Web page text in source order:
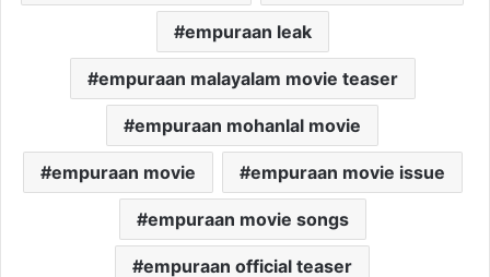
empuraan leak
empuraan malayalam movie teaser
empuraan mohanlal movie
empuraan movie empuraan movie issue
empuraan movie songs
empuraan official teaser